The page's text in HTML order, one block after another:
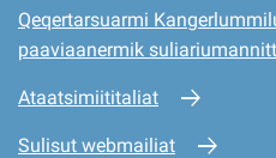
Qeqertarsuarmi
paaviaanermik
Ataatsimiititaliat
Sulisut webmailiat